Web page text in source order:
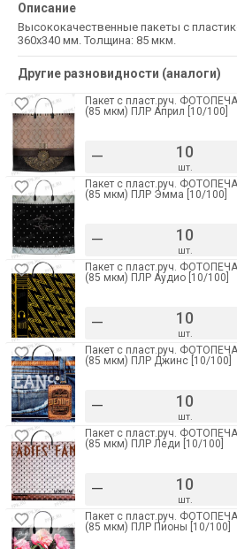
Описание
Высококачественные пакеты с
360х340 мм. Толщина: 85 мкм.
Другие разновидности (аналоги)
Пакет с пласт.руч.
(85 мкм) ПЛР Април [10/100]
– шт.
Пакет с пласт.руч.
(85 мкм) ПЛР Эмма [10/100]
– шт.
Пакет с пласт.руч.
(85 мкм) ПЛР Аудио [10/100]
– шт.
Пакет с пласт.руч.
(85 мкм) ПЛР Джинс [10/100]
– шт.
Пакет с пласт.руч.
(85 мкм) ПЛР Леди [10/100]
– шт.
Пакет с пласт.руч.
(85 мкм) ПЛР Пионы [10/100]